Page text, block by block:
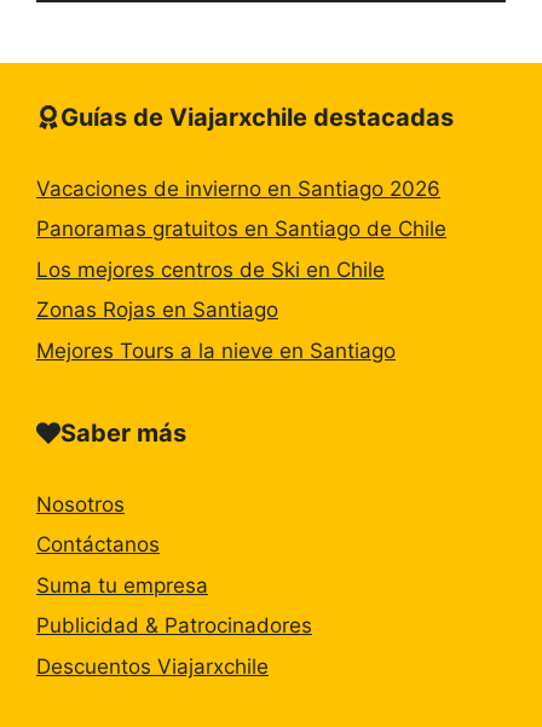
Guías de Viajarxchile destacadas
Vacaciones de invierno en Santiago 2026
Panoramas gratuitos en Santiago de Chile
Los mejores centros de Ski en Chile
Zonas Rojas en Santiago
Mejores Tours a la nieve en Santiago
Saber más
Nosotros
Contáctanos
Suma tu empresa
Publicidad & Patrocinadores
Descuentos Viajarxchile